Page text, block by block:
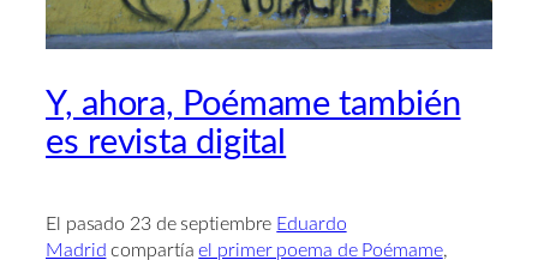
Y, ahora, Poémame también
es revista digital
El pasado 23 de septiembre Eduardo
Madrid compartíael primer poema de Poémame,